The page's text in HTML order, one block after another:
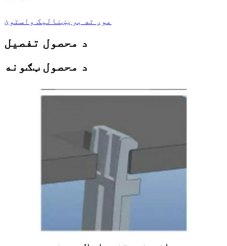
موږ ته بریښنالیک واستوئ
د محصول تفصیل
د محصول ټګونه